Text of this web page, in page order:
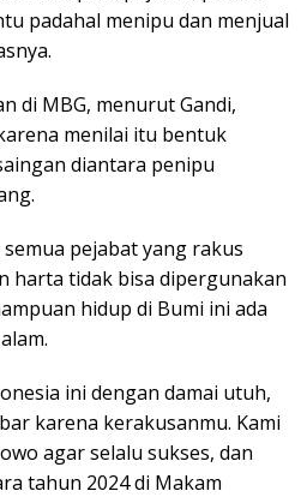
padahal menipu dan menjual
di MBG, menurut Gandi,
menilai itu bentuk
diantara penipu
pejabat yang rakus
harta tidak bisa dipergunakan
hidup di Bumi ini ada
ini dengan damai utuh,
karena kerakusanmu. Kami
agar selalu sukses, dan
tahun 2024 di Makam